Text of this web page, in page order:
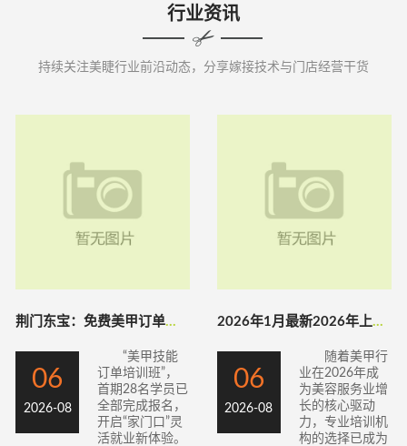
行业资讯
持续关注美睫行业前沿动态，分享嫁接技术与门店经营干货
荆门东宝：免费美甲订单培训为宝妈开辟“指
06
2026-08
“美甲技能
订单培训班”，
首期28名学员已
全部完成报名，
开启“家门口”灵
活就业新体验。
2026年1月最新2026年上半年美甲培
06
2026-08
随着美甲行
业在2026年成
为美容服务业增
长的核心驱动
力，专业培训机
构的选择已成为